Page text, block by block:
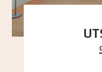
En
utstillinger,